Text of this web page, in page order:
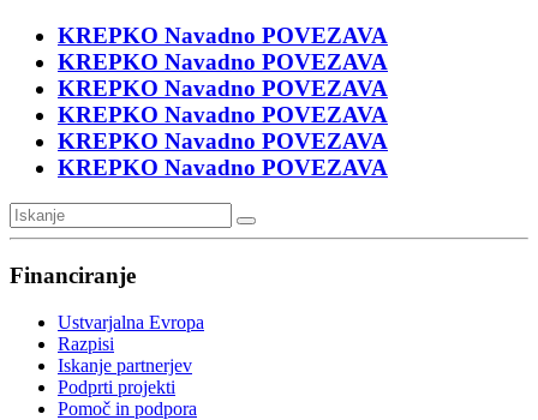
KREPKO Navadno POVEZAVA
KREPKO Navadno POVEZAVA
KREPKO Navadno POVEZAVA
KREPKO Navadno POVEZAVA
KREPKO Navadno POVEZAVA
KREPKO Navadno POVEZAVA
Financiranje
Ustvarjalna Evropa
Razpisi
Iskanje partnerjev
Podprti projekti
Pomoč in podpora